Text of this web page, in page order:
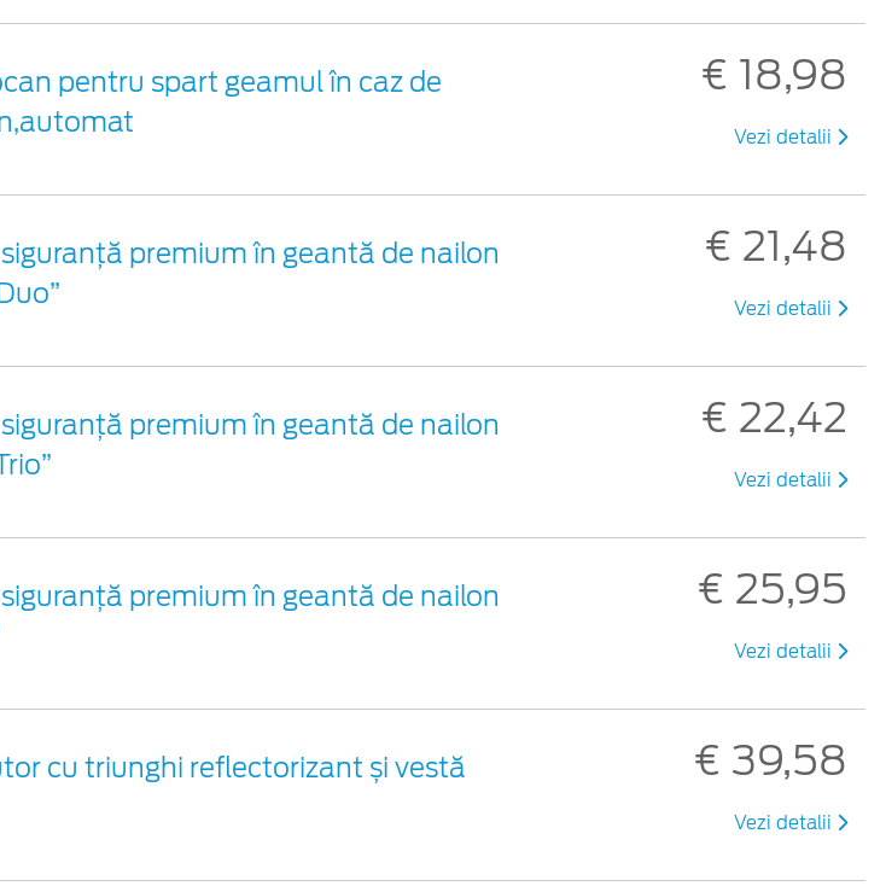
pentru spart geamul în caz de
€ 18,98
Vezi detalii
premium în geantă de nailon
€ 21,48
Vezi detalii
premium în geantă de nailon
€ 22,42
Vezi detalii
premium în geantă de nailon
€ 25,95
Vezi detalii
cu triunghi reflectorizant și vestă
€ 39,58
Vezi detalii